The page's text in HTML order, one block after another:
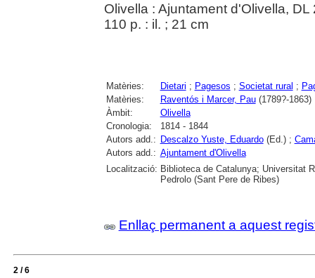
Olivella : Ajuntament d'Olivella, DL
110 p. : il. ; 21 cm
Matèries: Dietari ; Pagesos ; Societat rural ;
Matèries:
Raventós i Marcer, Pau(1789?-1863)
Àmbit:
Olivella
Cronologia:
1814 - 1844
Autors add.: Descalzo Yuste, Eduardo(Ed.) ;
Autors add.: Ajuntament d'Olivella
Localització: Biblioteca de Catalunya; Universitat
Pedrolo (Sant Pere de Ribes)
Enllaç permanent a aquest
2 / 6